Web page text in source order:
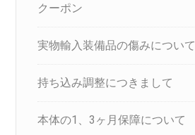
クーポン
実物輸入装備品の傷みについて
持ち込み調整につきまして
本体の1、3ヶ月保障について